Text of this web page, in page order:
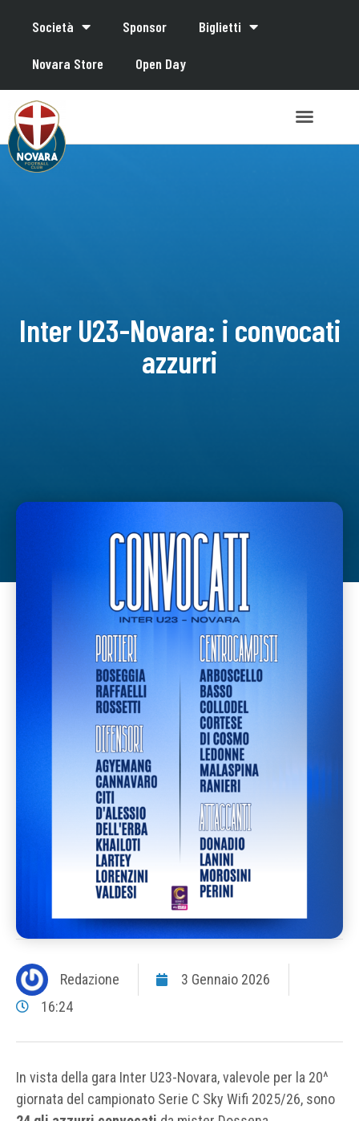
Società Sponsor Biglietti
Novara Store Open Day
Inter U23-Novara: i convocati
azzurri
Redazione
3 Gennaio 2026
16:24
In vista della gara Inter U23-Novara, valevole per la 20^
giornata del campionato Serie C Sky Wifi 2025/26, sono